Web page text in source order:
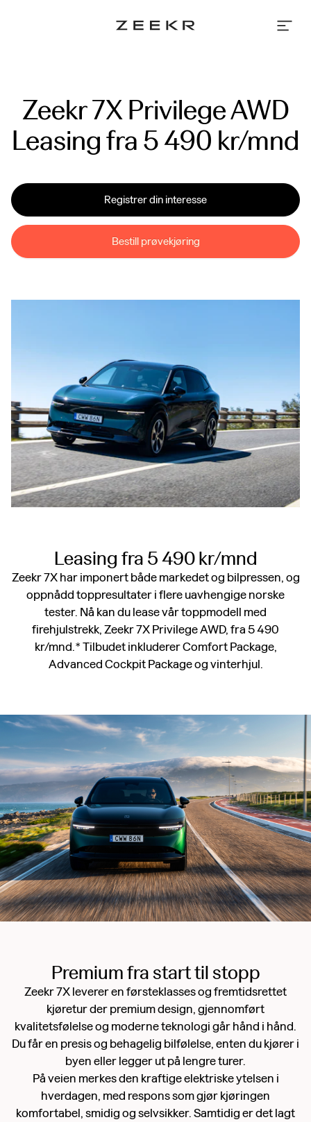
Zeekr 7X Privilege AWD
Leasing fra 5 490 kr/mnd
Registrer din interesse
Bestill prøvekjøring
Leasing fra 5 490 kr/mnd
Zeekr 7X har imponert både markedet og bilpressen, og
oppnådd toppresultater i flere uavhengige norske
tester. Nå kan du lease vår toppmodell med
firehjulstrekk, Zeekr 7X Privilege AWD, fra 5 490
kr/mnd.* Tilbudet inkluderer Comfort Package,
Advanced Cockpit Package og vinterhjul.
Premium fra start til stopp
Zeekr 7X leverer en førsteklasses og fremtidsrettet
kjøretur der premium design, gjennomført
kvalitetsfølelse og moderne teknologi går hånd i hånd.
Du får en presis og behagelig bilfølelse, enten du kjører i
byen eller legger ut på lengre turer.
På veien merkes den kraftige elektriske ytelsen i
hverdagen, med respons som gjør kjøringen
komfortabel, smidig og selvsikker. Samtidig er det lagt